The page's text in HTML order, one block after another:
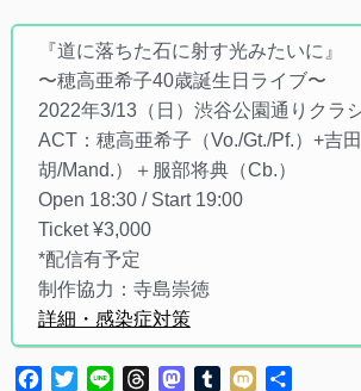
『道に落ちた石に射す光みたいに』
〜穂高亜希子40歳誕生日ライブ〜
2022年3/13（日）渋谷公園通りクラ
ACT：穂高亜希子（Vo./Gt./Pf.）+吉
胡/Mand.）＋服部将典（Cb.）
Open 18:30 / Start 19:00
Ticket ¥3,000
*配信有予定
制作協力：寺島崇徳
詳細・感染症対策
Facebook
TwitterLine ThreadsMastodon
Tumblr
Mixi